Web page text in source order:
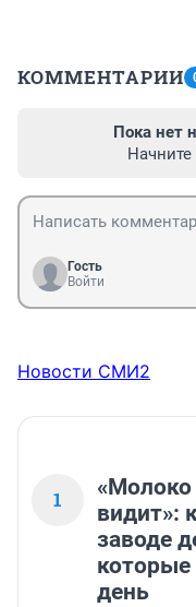
КОММЕНТАРИИ
Пока нет
Гость
Войти
Новости СМИ2
1
«Молоко
видит»:
заводе
день